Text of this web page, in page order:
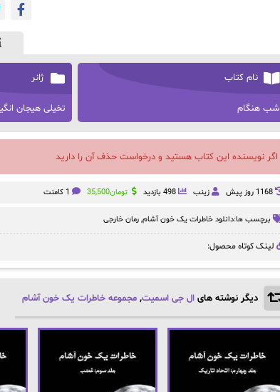
نام کتاب
شب هنگام
ژانر
تخیلی هیجان
اگر نویسنده این کتاب هستید و درخواست حذف آن را دارید
1168 روز پيش زینب 498 بازدید تومان35,500 1 کامنت
برچسب ها:دانلود خاطرات یک خون آشام, رمان خارجی
لینک کوتاه محصول:
دیگر نوشته های ال جی اسمیت, مجموعه خاطرات یک خون آشام